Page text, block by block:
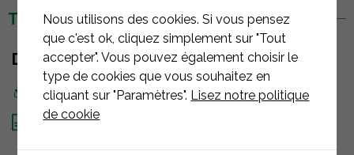
TÉLÉCHARGEMENTS
DOCUMENTS
Fiche d'information
Fiche technique
Nous utilisons des cookies. Si vous pensez
que c'est ok, cliquez simplement sur "Tout
accepter". Vous pouvez également choisir le
type de cookies que vous souhaitez en
cliquant sur "Paramètres". Lisez notre politique
de cookie